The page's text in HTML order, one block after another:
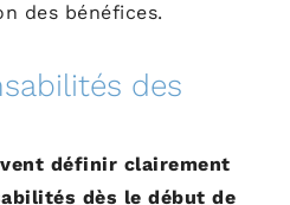
des bénéfices.
des
définir clairement
dès le début de